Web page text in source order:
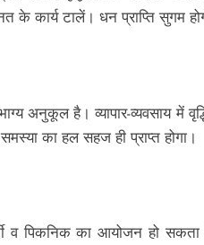
के कार्य टालें। धन प्राप्ति सुगम
अनुकूल है। व्यापार-व्यवसाय में
का हल सहज ही प्राप्त होगा।
पिकनिक का आयोजन हो सकता